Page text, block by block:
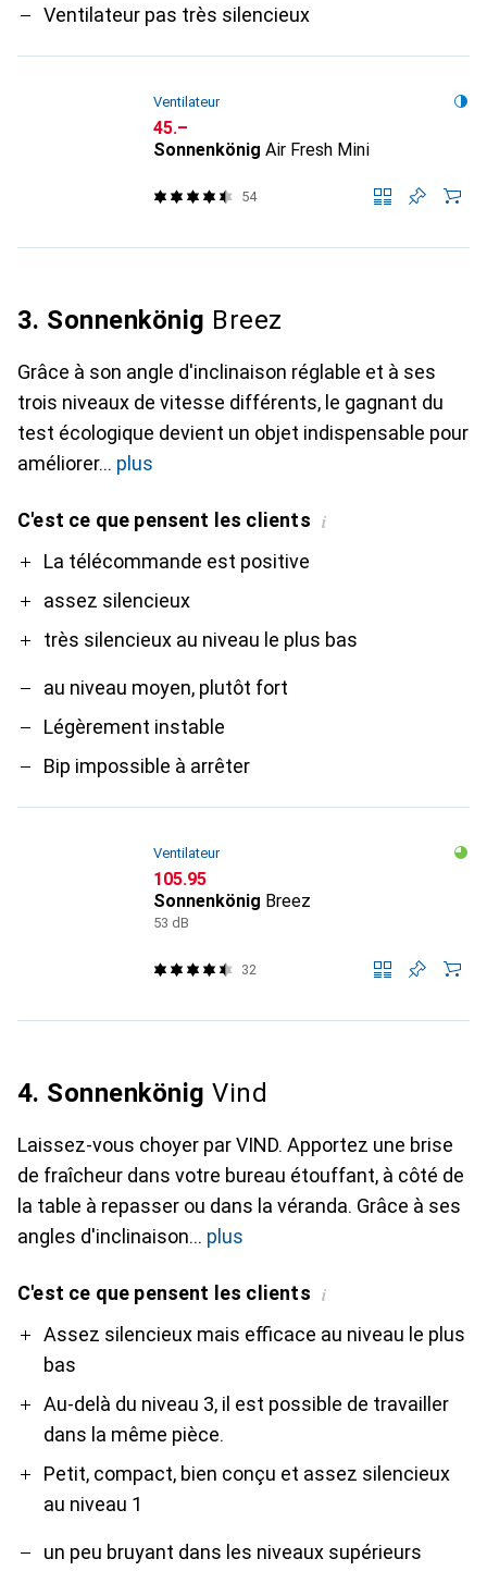
Ventilateur pas très silencieux
Ventilateur
CHF
45.–
Sonnenkönig Air Fresh Mini
54
3. Sonnenkönig Breez
Grâce à son angle d'inclinaison réglable et à ses
trois niveaux de vitesse différents, le gagnant du
test écologique devient un objet indispensable pour
améliorer
plus
C'est ce que pensent les clients i
ProLa télécommande est positive
assez silencieux
très silencieux au niveau le plus bas
Contre
au niveau moyen, plutôt fort
Légèrement instable
Bip impossible à arrêter
Ventilateur
CHF
105.95
Sonnenkönig Breez
53 dB
32
4. Sonnenkönig Vind
Laissez-vous choyer par VIND. Apportez une brise
de fraîcheur dans votre bureau étouffant, à côté de
la table à repasser ou dans la véranda. Grâce à ses
angles d'inclinaison
plus
C'est ce que pensent les clients i
ProAssez silencieux mais efficace au niveau le plus
bas
Au-delà du niveau 3, il est possible de travailler
dans la même pièce.
Petit, compact, bien conçu et assez silencieux
au niveau 1
Contre
un peu bruyant dans les niveaux supérieurs